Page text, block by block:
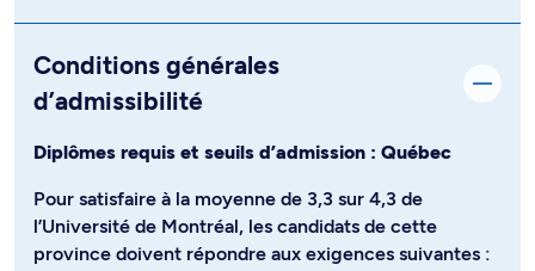
Conditions générales
d’admissibilité
Diplômes requis et seuils d’admission : Québec
Pour satisfaire à la moyenne de 3,3 sur 4,3 de
l’Université de Montréal, les candidats de cette
province doivent répondre aux exigences suivantes :